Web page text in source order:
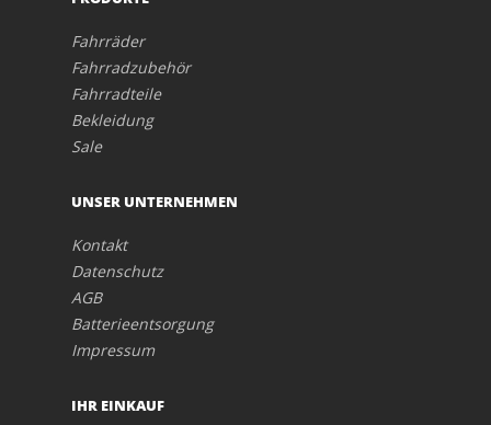
Fahrräder
Fahrradzubehör
Fahrradteile
Bekleidung
Sale
UNSER UNTERNEHMEN
Kontakt
Datenschutz
AGB
Batterieentsorgung
Impressum
IHR EINKAUF